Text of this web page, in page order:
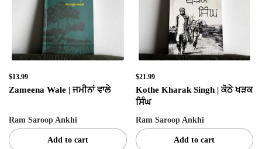
✕
$13.99
Zameena Wale | ਜਮੀਨਾਂ ਵਾਲੇ
Ram Saroop Ankhi
Add to cart
$21.99
Kothe Kharak Singh | ਕੋਠੇ ਖੜਕ
ਸਿੰਘ
Ram Saroop Ankhi
Add to cart